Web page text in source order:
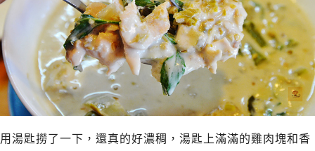
用湯匙撈了一下，還真的好濃稠，湯匙上滿滿的雞肉塊和香